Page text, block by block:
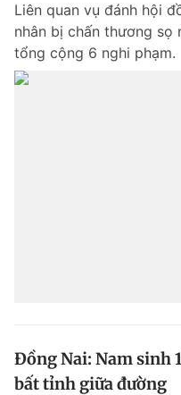
Liên quan vụ đánh hội
nhân bị chấn thương
tổng cộng 6 nghi phạm.
Đồng Nai: Nam sinh
bất tỉnh giữa đường